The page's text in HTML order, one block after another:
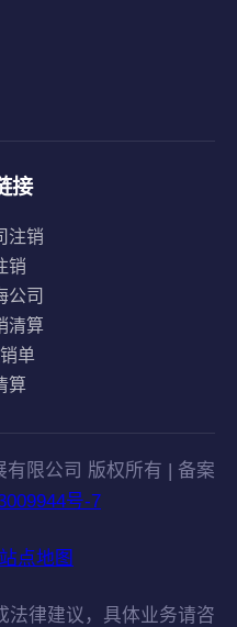
接
注销
销
公司
清算
单
算
有限公司 版权所有 | 备案
号-7
站点地图
法律建议，具体业务请咨